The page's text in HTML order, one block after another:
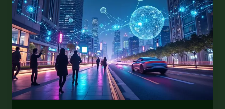
redéfinit
l’intelligence
artificielle
en
2025
?